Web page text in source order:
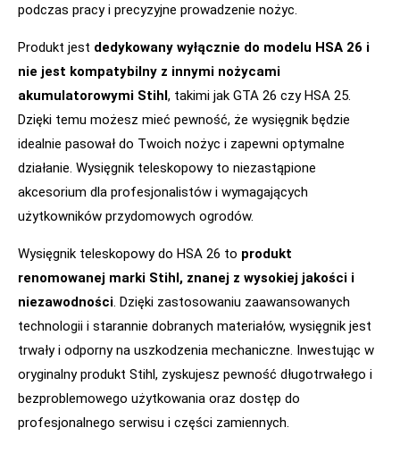
podczas pracy i precyzyjne prowadzenie nożyc.
Produkt jest dedykowany wyłącznie do modelu HSA 26 i
nie jest kompatybilny z innymi nożycami
akumulatorowymi Stihl, takimi jak GTA 26 czy HSA 25.
Dzięki temu możesz mieć pewność, że wysięgnik będzie
idealnie pasował do Twoich nożyc i zapewni optymalne
działanie. Wysięgnik teleskopowy to niezastąpione
akcesorium dla profesjonalistów i wymagających
użytkowników przydomowych ogrodów.
Wysięgnik teleskopowy do HSA 26 to produkt
renomowanej marki Stihl, znanej z wysokiej jakości i
niezawodności. Dzięki zastosowaniu zaawansowanych
technologii i starannie dobranych materiałów, wysięgnik jest
trwały i odporny na uszkodzenia mechaniczne. Inwestując w
oryginalny produkt Stihl, zyskujesz pewność długotrwałego i
bezproblemowego użytkowania oraz dostęp do
profesjonalnego serwisu i części zamiennych.